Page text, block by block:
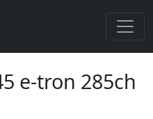
e-tron 285ch